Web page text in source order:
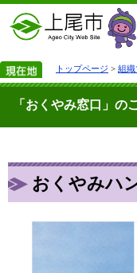
トップページ > 組織
「おくやみ窓口」の
おくやみハ